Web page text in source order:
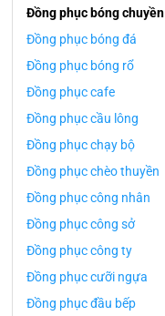
Đồng phục bóng chuyền
Đồng phục bóng đá
Đồng phục bóng rổ
Đồng phục cafe
Đồng phục cầu lông
Đồng phục chạy bộ
Đồng phục chèo thuyền
Đồng phục công nhân
Đồng phục công sở
Đồng phục công ty
Đồng phục cưỡi ngựa
Đồng phục đầu bếp